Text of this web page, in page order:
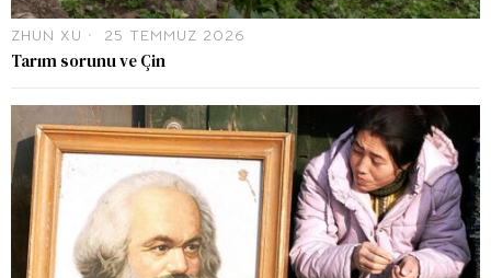
ZHUN XU 25 TEMMUZ 2026
Tarım sorunu ve Çin